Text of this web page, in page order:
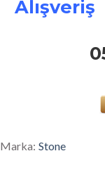
Marka: Stone